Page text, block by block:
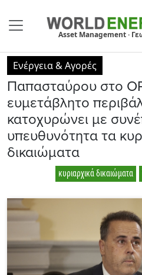
Asset Management ·
Ενέργεια & Αγορές
Παπασταύρου στο
ευμετάβλητο
κατοχυρώνει με
υπευθυνότητα τα
δικαιώματα
κυριαρχικά δικαιώματα